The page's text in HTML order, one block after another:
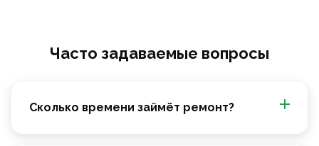
Часто задаваемые вопросы
Сколько времени займёт ремонт?